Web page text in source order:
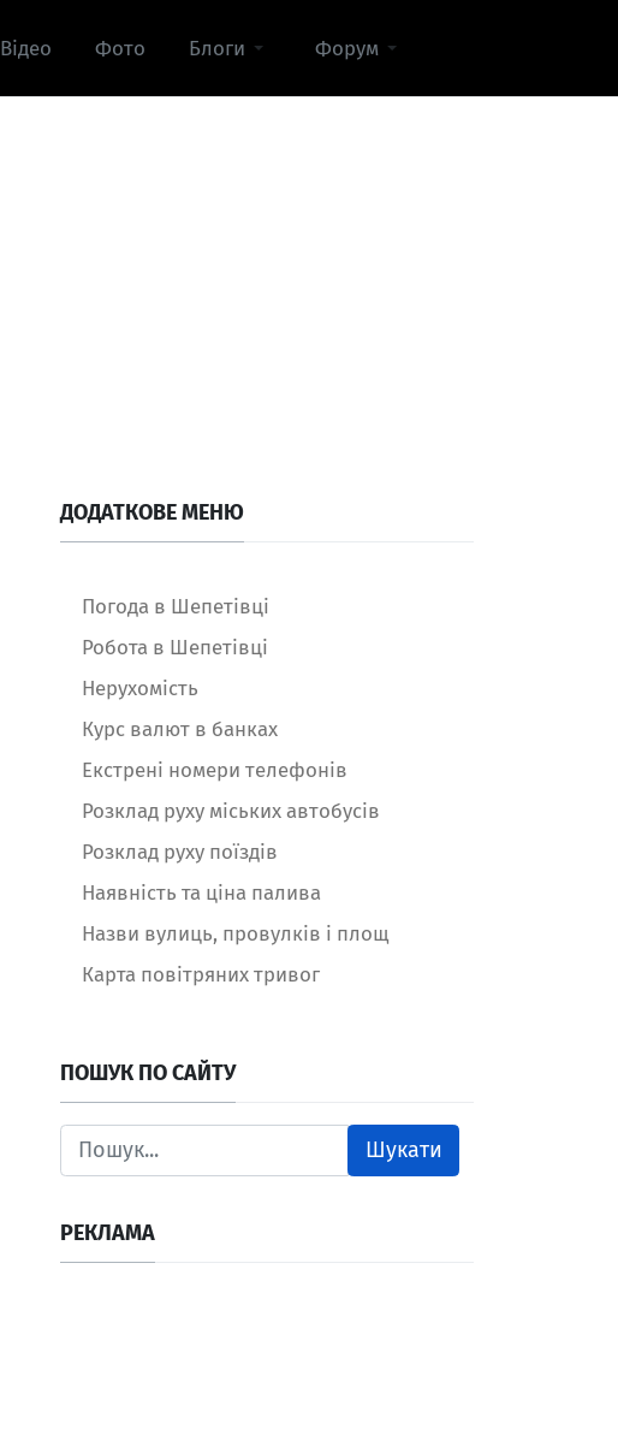
Відео Фото Блоги Форум
ДОДАТКОВЕ МЕНЮ
Погода в Шепетівці
Робота в Шепетівці
Нерухомість
Курс валют в банках
Екстрені номери телефонів
Розклад руху міських автобусів
Розклад руху поїздів
Наявність та ціна палива
Назви вулиць, провулків і площ
Карта повітряних тривог
ПОШУК ПО САЙТУ
Шукати
РЕКЛАМА